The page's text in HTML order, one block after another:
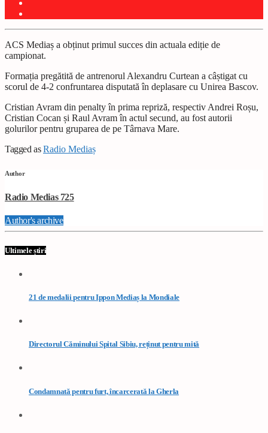
ACS Mediaș a obținut primul succes din actuala ediție de
campionat.
Formația pregătită de antrenorul Alexandru Curtean a câștigat cu
scorul de 4-2 confruntarea disputată în deplasare cu Unirea Bascov.
Cristian Avram din penalty în prima repriză, respectiv Andrei Roșu,
Cristian Cocan și Raul Avram în actul secund, au fost autorii
golurilor pentru gruparea de pe Târnava Mare.
Tagged asRadio Mediaș
Author
Radio Medias 725
Author's archive
Ultimele știri
21 de medalii pentru Ippon Mediaș la Mondiale
Directorul Căminului Spital Sibiu, reținut pentru mită
Condamnată pentru furt, încarcerată la Gherla